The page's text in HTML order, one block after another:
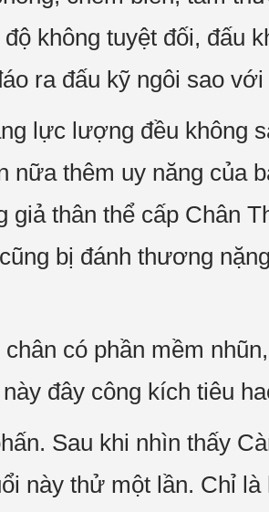
không tuyệt đối, đấu
ra đấu kỹ ngôi sao
lực lượng đều không
thêm uy năng của
thân thể cấp Chân
bị đánh thương
có phần mềm
đây công kích tiêu
Sau khi nhìn thấy
này thử một lần. Chỉ